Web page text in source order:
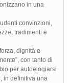
in una
convinzioni,
tradimenti e
dignità e
con tanto di
per autoelogiarsi
in definitiva una